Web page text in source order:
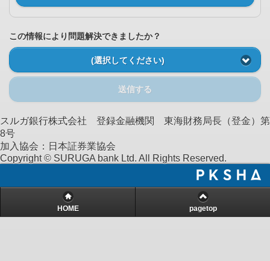
この情報により問題解決できましたか？
(選択してください)
送信する
スルガ銀行株式会社 登録金融機関 東海財務局長（登金）第
8号
加入協会：日本証券業協会
Copyright © SURUGA bank Ltd. All Rights Reserved.
HOME pagetop